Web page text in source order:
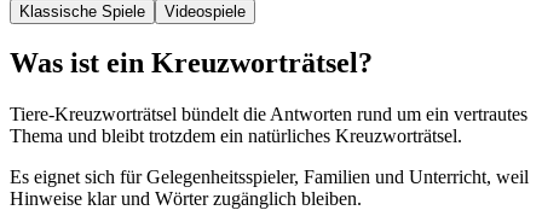
Klassische Spiele
Videospiele
Was ist ein Kreuzworträtsel?
Tiere-Kreuzworträtsel bündelt die Antworten rund um ein vertrautes
Thema und bleibt trotzdem ein natürliches Kreuzworträtsel.
Es eignet sich für Gelegenheitsspieler, Familien und Unterricht, weil
Hinweise klar und Wörter zugänglich bleiben.